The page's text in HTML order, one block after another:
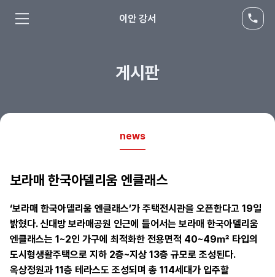
이안 강서
게시판
news
보라매 한국아델리움 엔클래스
‘보라매 한국아델리움 엔클래스’가 주택전시관을 오픈한다고 19일
밝혔다. 신대방 보라매공원 인근에 들어서는 보라매 한국아델리움
엔클래스는 1~2인 가구에 최적화한 전용면적 40~49㎡ 타입의
도시형생활주택으로 지하 2층~지상 13층 규모로 조성된다.
옥상정원과 11층 테라스도 조성되며 총 114세대가 입주할